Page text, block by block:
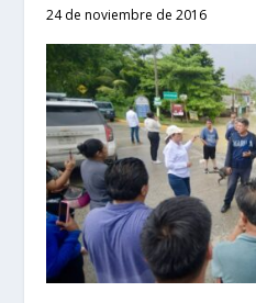
24 de noviembre de 2016